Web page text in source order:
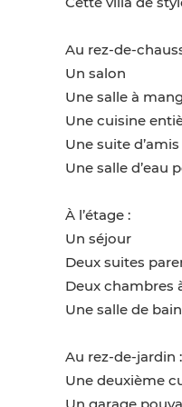
Au rez-de-
Un salon
Une salle à
Une cuisine
Une suite d’amis
Une salle d’eau
À l’étage :
Un séjour
Deux suites
Deux chambres
Une salle de bain
Au rez-de-jardin :
Une deuxième